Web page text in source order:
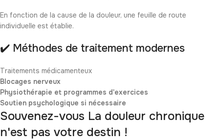
En fonction de la cause de la douleur, une feuille de route
individuelle est établie.
✔️ Méthodes de traitement modernes
Traitements médicamenteux
Blocages nerveux
Physiothérapie et programmes d'exercices
Soutien psychologique si nécessaire
Souvenez-vous La douleur chronique
n'est pas votre destin !